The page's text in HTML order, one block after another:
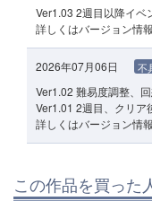
Ver1.03 2週目以降イベ
詳しくはバージョン情
2026年07月06日 不
Ver1.02 難易度調整、
Ver1.01 2週目、クリア
詳しくはバージョン情
この作品を買った